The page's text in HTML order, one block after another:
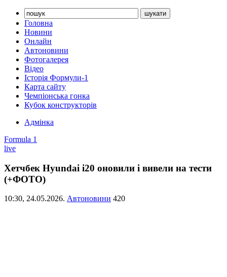
Головна
Новини
Онлайн
Автоновини
Фотогалерея
Відео
Історія Формули-1
Карта сайту
Чемпіонська гонка
Кубок конструкторів
Адмінка
Formula 1
live
Хетчбек Hyundai i20 оновили і вивели на тести
(+ФОТО)
10:30, 24.05.2026. Автоновини 420